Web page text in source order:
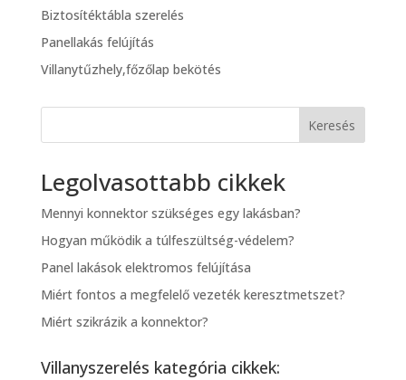
Biztosítéktábla szerelés
Panellakás felújítás
Villanytűzhely,főzőlap bekötés
Keresés
Legolvasottabb cikkek
Mennyi konnektor szükséges egy lakásban?
Hogyan működik a túlfeszültség-védelem?
Panel lakások elektromos felújítása
Miért fontos a megfelelő vezeték keresztmetszet?
Miért szikrázik a konnektor?
Villanyszerelés kategória cikkek: